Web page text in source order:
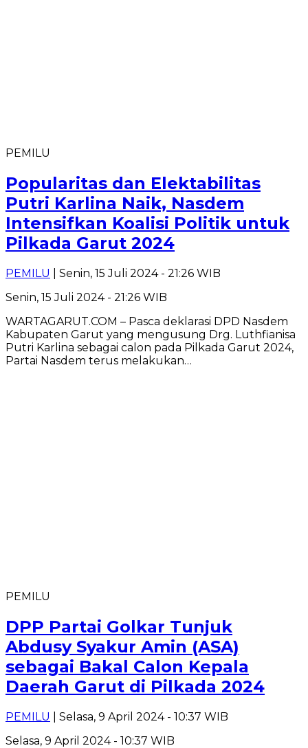
PEMILU
Popularitas dan Elektabilitas
Putri Karlina Naik, Nasdem
Intensifkan Koalisi Politik untuk
Pilkada Garut 2024
PEMILU
| Senin, 15 Juli 2024 - 21:26 WIB
Senin, 15 Juli 2024 - 21:26 WIB
WARTAGARUT.COM – Pasca deklarasi DPD Nasdem
Kabupaten Garut yang mengusung Drg. Luthfianisa
Putri Karlina sebagai calon pada Pilkada Garut 2024,
Partai Nasdem terus melakukan…
PEMILU
DPP Partai Golkar Tunjuk
Abdusy Syakur Amin (ASA)
sebagai Bakal Calon Kepala
Daerah Garut di Pilkada 2024
PEMILU
| Selasa, 9 April 2024 - 10:37 WIB
Selasa, 9 April 2024 - 10:37 WIB